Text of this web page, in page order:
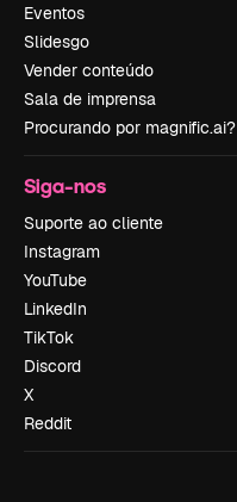
Eventos
Slidesgo
Vender conteúdo
Sala de imprensa
Procurando por magnific.ai?
Siga-nos
Suporte ao cliente
Instagram
YouTube
LinkedIn
TikTok
Discord
X
Reddit